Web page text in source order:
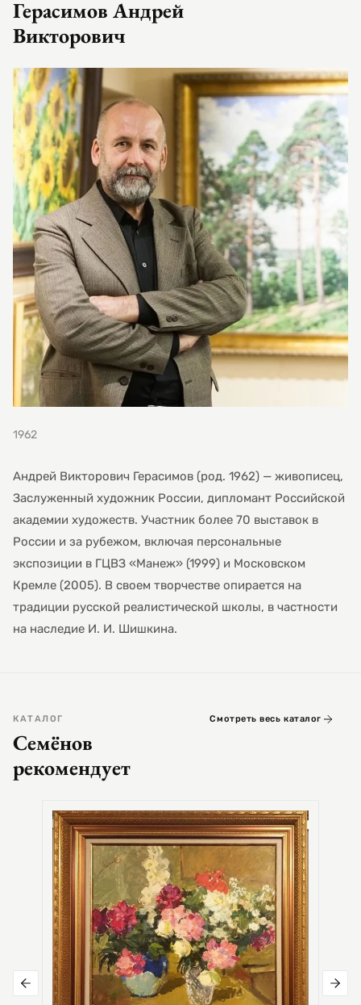
Герасимов Андрей
Викторович
1962
Андрей Викторович Герасимов (род. 1962) — живописец,
Заслуженный художник России, дипломант Российской
академии художеств. Участник более 70 выставок в
России и за рубежом, включая персональные
экспозиции в ГЦВЗ «Манеж» (1999) и Московском
Кремле (2005). В своем творчестве опирается на
традиции русской реалистической школы, в частности
на наследие И. И. Шишкина.
КАТАЛОГ
Семёнов
рекомендует
Смотреть весь каталог